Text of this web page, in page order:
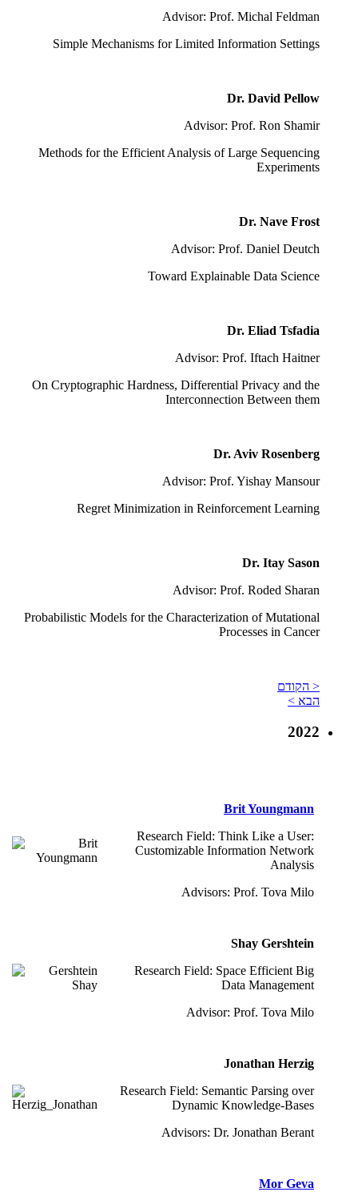
Advisor: Prof. Michal Feldman
Simple Mechanisms for Limited Information Settings
Dr. David Pellow
Advisor: Prof. Ron Shamir
Methods for the Efficient Analysis of Large Sequencing
Experiments
Dr. Nave Frost
Advisor: Prof. Daniel Deutch
Toward Explainable Data Science
Dr. Eliad Tsfadia
Advisor: Prof. Iftach Haitner
On Cryptographic Hardness, Differential Privacy and the
Interconnection Between them
Dr. Aviv Rosenberg
Advisor: Prof. Yishay Mansour
Regret Minimization in Reinforcement Learning
Dr. Itay Sason
Advisor: Prof. Roded Sharan
Probabilistic Models for the Characterization of Mutational
Processes in Cancer
< הקודם
הבא >
2022
Brit Youngmann
Research Field: Think Like a User:
Customizable Information Network
Analysis
Advisors: Prof. Tova Milo
Shay Gershtein
Research Field: Space Efficient Big
Data Management
Advisor: Prof. Tova Milo
Jonathan Herzig
Research Field: Semantic Parsing over
Dynamic Knowledge-Bases
Advisors: Dr. Jonathan Berant
Mor Geva